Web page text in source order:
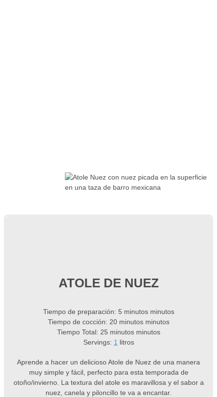
ATOLE DE NUEZ
Tiempo de preparación: 5 minutos minutos
Tiempo de cocción: 20minutos minutos
Tiempo Total: 25 minutos minutos
Servings: 1 litros
Aprende a hacer un delicioso Atole de Nuez de una manera
muy simple y fácil, perfecto para esta temporada de
otoño/invierno. La textura del atole es maravillosa y el sabor a
nuez, canela y piloncillo te va a encantar.